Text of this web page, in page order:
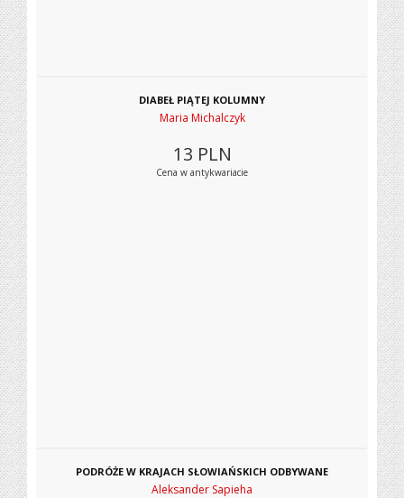
DIABEŁ PIĄTEJ KOLUMNY
Maria Michalczyk
13 PLN
Cena w antykwariacie
PODRÓŻE W KRAJACH SŁOWIAŃSKICH ODBYWANE
Aleksander Sapieha